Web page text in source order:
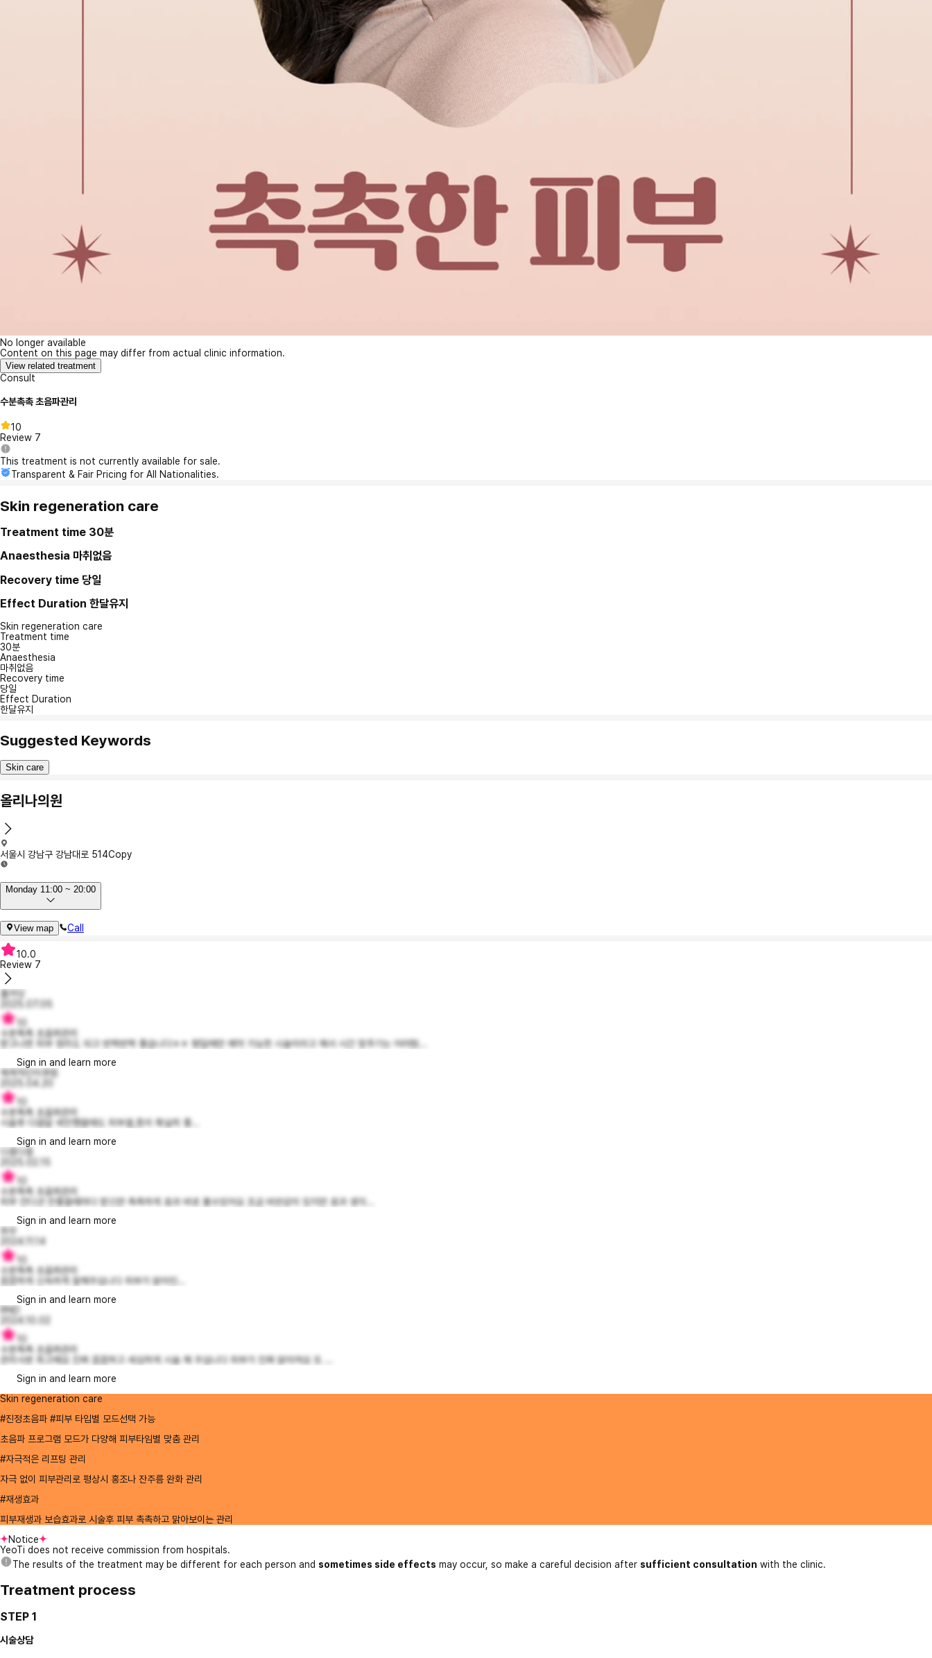
No longer available
Content on this page may differ from actual clinic information.
View related treatment
Consult
수분촉촉 초음파관리
10
Review 7
This treatment is not currently available for sale.
Transparent & Fair Pricing for All Nationalities.
Skin regeneration care
Treatment time 30분
Anaesthesia 마취없음
Recovery time 당일
Effect Duration 한달유지
Skin regeneration care
Treatment time
30분
Anaesthesia
마취없음
Recovery time
당일
Effect Duration
한달유지
Suggested Keywords
Skin care
올리나의원
서울시 강남구 강남대로 514Copy
Monday 11:00 ~ 20:00
View map Call
10.0
Review 7
폴카닷
수분촉촉 초음파관리
받고나면 피부 정리도 되고 반짝반짝 좋습니다ㅎㅎ 평일에만 예약 가능한 시술이라고 해서 시간 맞추기는 어려웠...
Sign in and learn more
체계적인이후범
2025.04.20
수분촉촉 초음파관리
시술후 다음달 세안했을때도 피부결,톤이 확실히 좋...
Sign in and learn more
다종다종
수분촉촉 초음파관리
피부 컨디션 안좋을때마다 받으먄 촉촉하게 효과 바로 볼수있어요 조금 비싼감이 있지만 효과 생각...
Sign in and learn more
좌우
2024.11.14
수분촉촉 초음파관리
꼼꼼하게 신속하게 잘해주십니다 피부가 맑아진...
Sign in and learn more
RND
2024.10.02
수분촉촉 초음파관리
관리사분 최고예요 진짜 꼼꼼하고 세심하게 시술 해 주십니다 피부가 진짜 맑아져요 또 ...
Sign in and learn more
Skin regeneration care
#진정초음파 #피부 타입별 모드선택 가능
초음파 프로그램 모드가 다양해 피부타임별 맞춤 관리
#자극적은 리프팅 관리
자극 없이 피부관리로 평상시 홍조나 잔주름 완화 관리
#재생효과
피부재생과 보습효과로 시술후 피부 촉촉하고 맑아보이는 관리
Notice
YeoTi does not receive commission from hospitals.
The results of the treatment may be different for each person and sometimes side effects may occur, so make a careful decision after sufficient consultation with the clinic.
Treatment process
STEP 1
시술상담